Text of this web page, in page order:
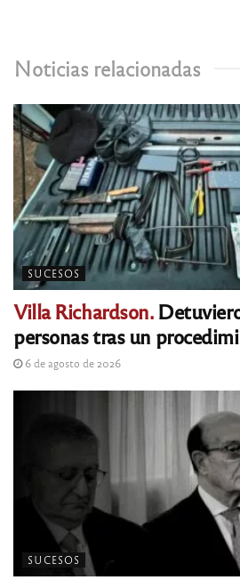
Noticias relacionadas
SUCESOS
Villa Richardson.
personas tras un
6 de agosto de 2026
SUCESOS